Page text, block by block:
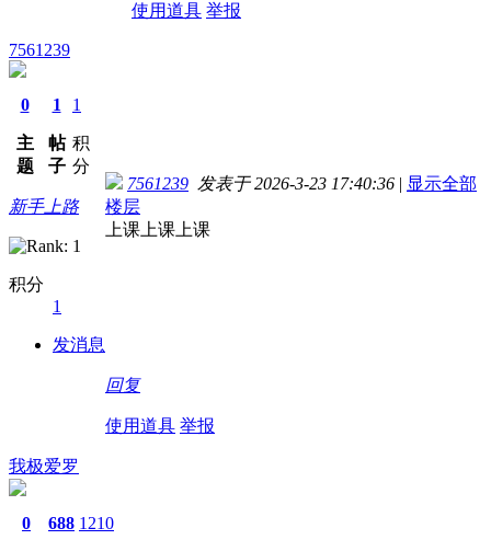
使用道具 举报
7561239
0
主
题
1
帖
子
1
积
分
新手上路
积分
1
发消息
7561239 发表于 2026-3-23 17:40:36 | 显示全部
楼层
上课上课上课
回复
使用道具 举报
我极爱罗
0 688 1210